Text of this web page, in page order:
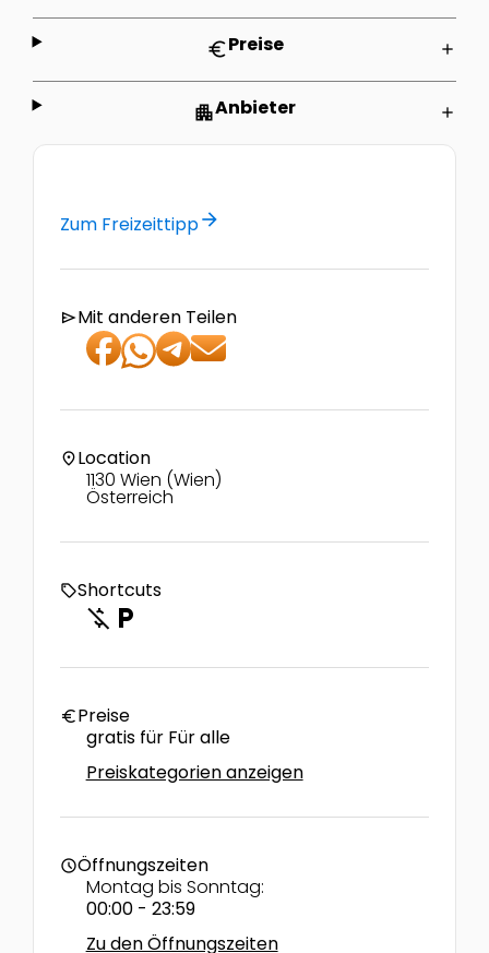
euroPreise add
apartmentAnbieter add
Zum Freizeittipparrow_forward
sendMit anderen Teilen
location_onLocation
1130 Wien (Wien)
Österreich
local_offerShortcuts
money_off local_parking
euroPreise
gratis für Für alle
Preiskategorien anzeigen
scheduleÖffnungszeiten
Montag bis Sonntag:
00:00 - 23:59
Zu den Öffnungszeiten